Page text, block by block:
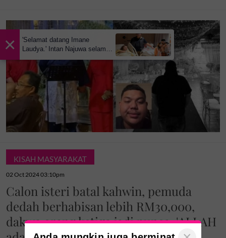
KISAH MASYARAKAT
02 Oct 2024 03:10pm
Calon isteri batal kahwin, pemuda
dedah berhabisan lebih RM30,000,
dakwa orang ketiga jadi punca. 'ALLAH
×
'Selamat datang Imane
Laudya.' Intan Najuwa selamat
bersalin anak kedua